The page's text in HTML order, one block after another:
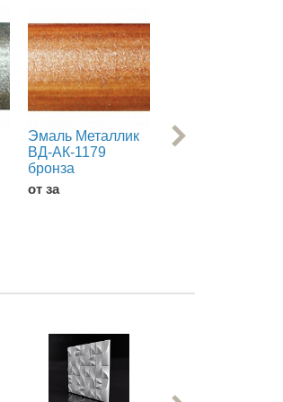
Эмаль Металлик
ВД-АК-1179
бронза
от за
Шпатлевка